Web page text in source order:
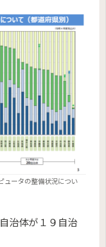
ータの整備状況につい
治体が１９自治